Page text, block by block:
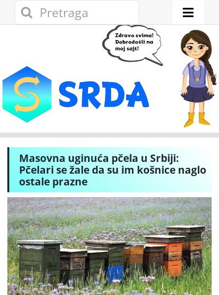
Search
for:
Toggle
Eko adresar
Eko pravo
Gde reciklirati
Akcije
Zelena privreda
Finansiranje
O nama
Masovna uginuća pčela u Srbiji:
Pčelari se žale da su im košnice naglo
ostale prazne